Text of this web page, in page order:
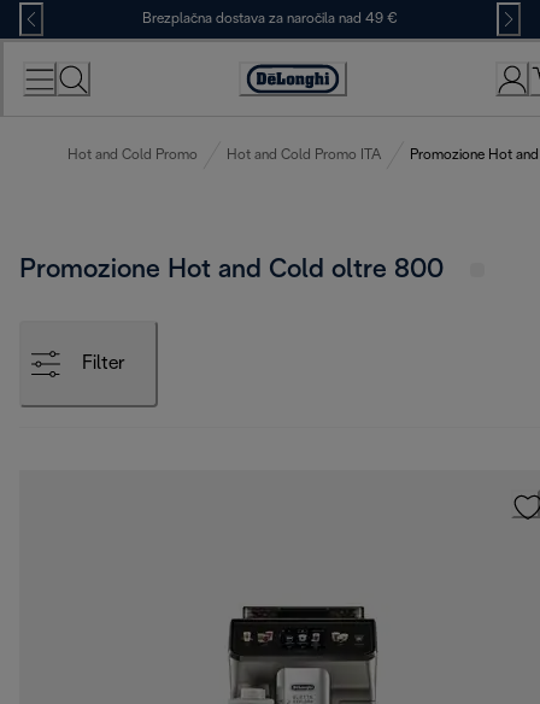
Skip
to
Content
Brezplačna dostava za naročila nad 49 €
Accessibility
Hot and Cold Promo Hot and Cold Promo ITA Promozione Hot
Promozione Hot and Cold oltre 800
Filter